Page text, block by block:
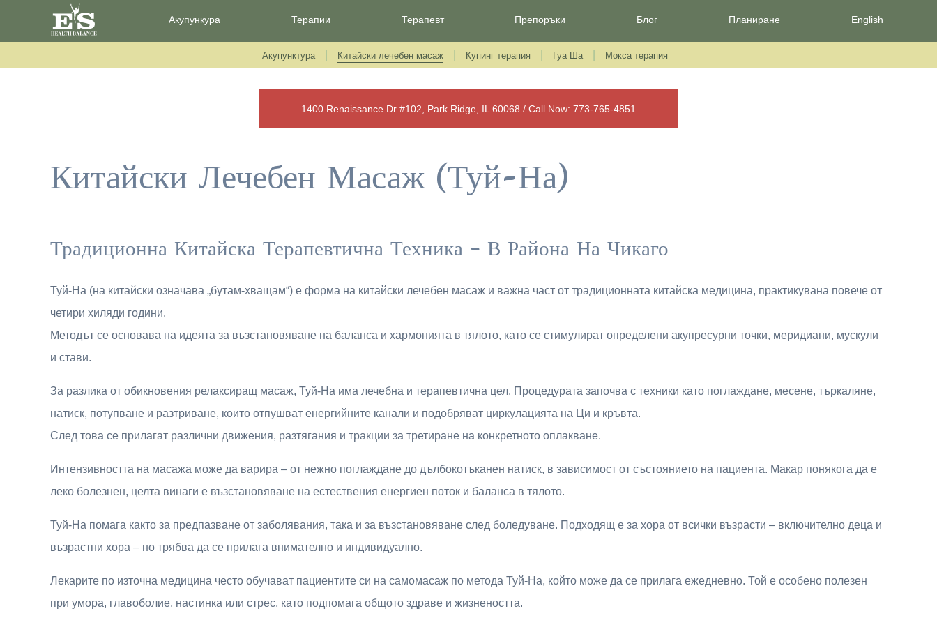
Акупункура Терапии Терапевт Препоръки Блог Планиране English
Акупунктура Китайски лечебен масаж Купинг терапия Гуа Ша Мокса терапия
1400 Renaissance Dr #102, Park Ridge, IL 60068 / Call Now: 773-765-4851
Китайски Лечебен Масаж (Туй-На)
Традиционна Китайска Терапевтична Техника – В Района На Чикаго
Туй-На (на китайски означава „бутам-хващам“) е форма на китайски лечебен масаж и важна част от традиционната китайска медицина, практикувана повече от
четири хиляди години.
Методът се основава на идеята за възстановяване на баланса и хармонията в тялото, като се стимулират определени акупресурни точки, меридиани, мускули
и стави.
За разлика от обикновения релаксиращ масаж, Туй-На има лечебна и терапевтична цел. Процедурата започва с техники като поглаждане, месене, търкаляне,
натиск, потупване и разтриване, които отпушват енергийните канали и подобряват циркулацията на Ци и кръвта.
След това се прилагат различни движения, разтягания и тракции за третиране на конкретното оплакване.
Интензивността на масажа може да варира – от нежно поглаждане до дълбокотъканен натиск, в зависимост от състоянието на пациента. Макар понякога да е
леко болезнен, целта винаги е възстановяване на естествения енергиен поток и баланса в тялото.
Туй-На помага както за предпазване от заболявания, така и за възстановяване след боледуване. Подходящ е за хора от всички възрасти – включително деца и
възрастни хора – но трябва да се прилага внимателно и индивидуално.
Лекарите по източна медицина често обучават пациентите си на самомасаж по метода Туй-На, който може да се прилага ежедневно. Той е особено полезен
при умора, главоболие, настинка или стрес, като подпомага общото здраве и жизнеността.